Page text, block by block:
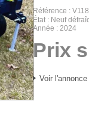
Référence
État
Neuf
Année
2024
Prix
Voir l'annonce